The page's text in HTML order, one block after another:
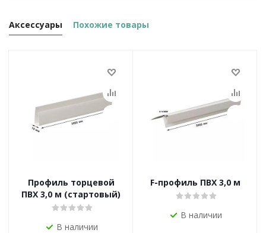
Аксессуары Похожие товары
Профиль торцевой
ПВХ 3,0 м (стартовый)
В наличии
F-профиль ПВХ 3,0 м
В наличии